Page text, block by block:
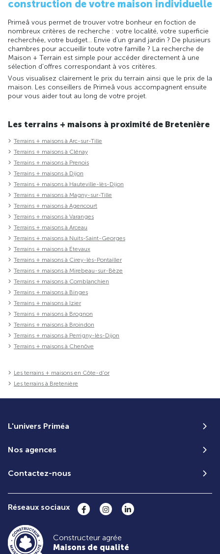
construction de votre maison individuelle
Primeâ vous permet de trouver votre bonheur en foction de
nombreux critères de recherche : votre localité, votre superficie
recherchée, votre budget... Envie d'un grand jardin ? De plusieurs
chambres pour accueillir toute votre famille ? La recherche de
Maison + Terrain est simple pour accéder directement à une
sélection d'offres correspondant à vos critères.
Vous visualisez clairement le prix du terrain ainsi que le prix de la
maison. Les conseillers de Primeâ vous accompagnent ensuite
pour vous aider tout au long de votre projet.
Les terrains + maisons à proximité de Bretenière
Terrains + maisons à Arc-sur-Tille
Terrains + maisons à Clénay
Terrains + maisons à Prenois
Terrains + maisons à Dijon
Terrains + maisons à Hauteville-lès-Dijon
Terrains + maisons à Magny-sur-Tille
Terrains + maisons à Agencourt
Terrains + maisons à Varanges
Terrains + maisons à Arceau
Terrains + maisons à Nuits-Saint-Georges
Terrains + maisons à Étevaux
Terrains + maisons à Cirey-lès-Pontailler
Terrains + maisons à Mirebeau-sur-Bèze
Terrains + maisons à Comblanchien
Terrains + maisons à Binges
Terrains + maisons à Izier
Terrains + maisons à Brognon
Terrains + maisons à Broindon
Terrains + maisons à Perrigny-lès-Dijon
Terrains + maisons à Chenôve
Les terrains + maisons en Côte-d'or
Les terrains à Bretenière
L'univers Priméa
Nos agences
Contactez-nous
Réseaux sociaux
Constructeur agrée
Maisons de qualité